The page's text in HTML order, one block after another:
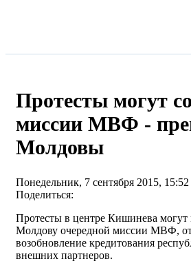
Протесты могут
миссии МВФ -
Молдовы
Понедельник, 7 сентября 2015, 15:52
Поделиться:
Протесты в центре Кишинева могут
Молдову очередной миссии МВФ, от
возобновление кредитования
внешних партнеров.